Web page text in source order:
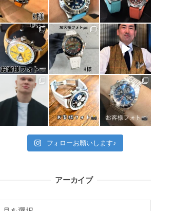
フォローお願いします♪
アーカイブ